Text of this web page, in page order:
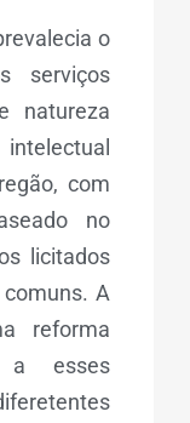
o
serviços
natureza
com
no
licitados
A
reforma
a esses